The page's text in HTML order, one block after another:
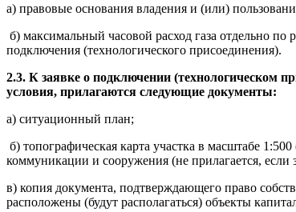
а) правовые основания владения и (или)
б) максимальный часовой расход газа отдельно
подключения (технологического присоединения).
2.3. К заявке о подключении (технологическом
условия, прилагаются следующие документы:
а) ситуационный план;
б) топографическая карта участка в масштабе
коммуникации и сооружения (не прилагается,
в) копия документа, подтверждающего право
расположены (будут располагаться) объекты